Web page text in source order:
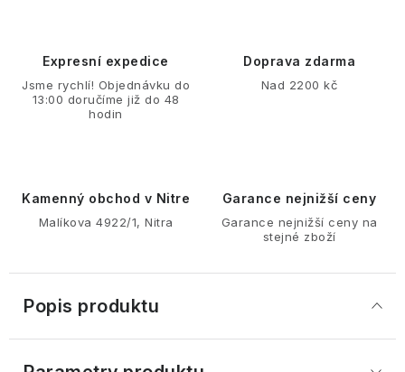
Expresní expedice
Jsme rychlí! Objednávku do
13:00 doručíme již do 48
hodin
Doprava zdarma
Nad 2200 kč
Kamenný obchod v Nitre
Malíkova 4922/1, Nitra
Garance nejnižší ceny
Garance nejnižší ceny na
stejné zboží
Popis produktu